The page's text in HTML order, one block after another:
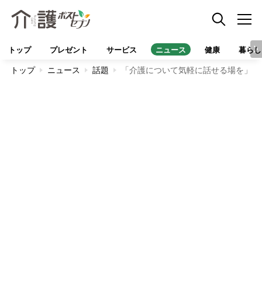
トップ プレゼント サービス ニュース 健康 暮らし
トップ ニュース 話題 「介護について気軽に話せる場を」